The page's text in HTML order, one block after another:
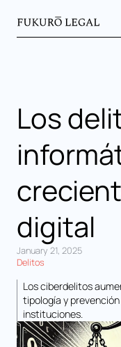
Los
digital
January 21, 2025
Delitos
Los ciberdelitos
tipología y
instituciones.